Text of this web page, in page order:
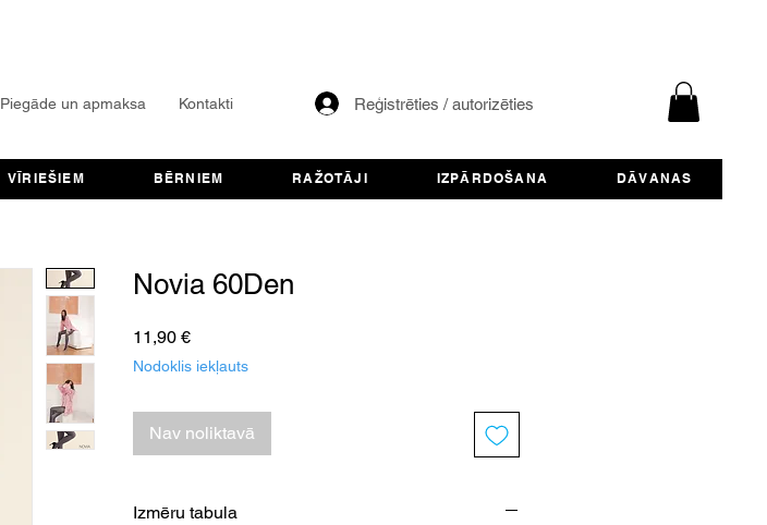
Piegāde un apmaksa Kontakti Reģistrēties / autorizēties
VĪRIEŠIEM BĒRNIEM RAŽOTĀJI IZPĀRDOŠANA DĀVANAS
Novia 60Den
11,90 €Cena
Nodoklis iekļauts
Nav noliktavā
Izmēru tabula